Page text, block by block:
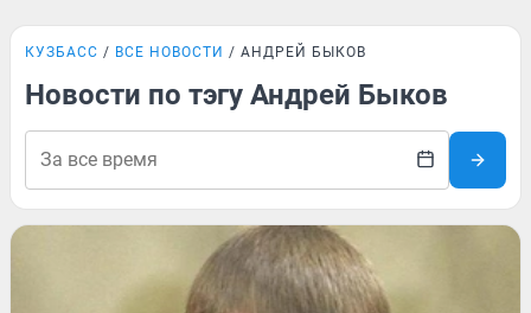
КУЗБАСС ВСЕ НОВОСТИ АНДРЕЙ БЫКОВ
Новости по тэгу Андрей Быков